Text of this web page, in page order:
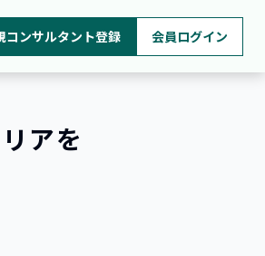
コンサルタント登録 会員ログイン
アを